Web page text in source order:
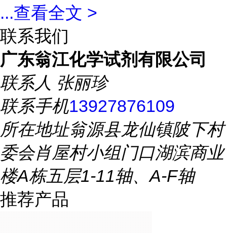
...查看全文 >
联系我们
广东翁江化学试剂有限公司
联系人 张丽珍
联系手机13927876109
所在地址翁源县龙仙镇陂下村
委会肖屋村小组门口湖滨商业
楼A栋五层1-11轴、A-F轴
推荐产品